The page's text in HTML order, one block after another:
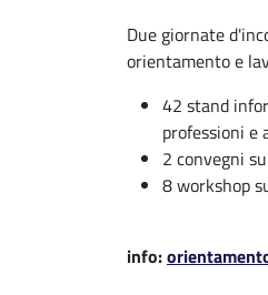
Due giornate
orientamento e
42 stand
professioni e
2 convegni
8 workshop
info: